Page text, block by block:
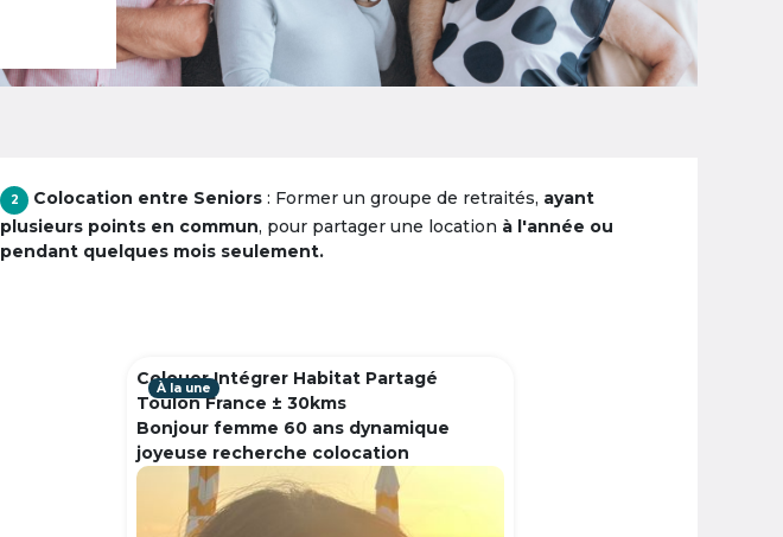
2 Colocation entre Seniors : Former un groupe de retraités, ayant
plusieurs points en commun, pour partager une location à l'année ou
pendant quelques mois seulement.
Colouer Intégrer Habitat Partagé
Toulon France ± 30kms
Bonjour femme 60 ans dynamique
joyeuse recherche colocation
À la une